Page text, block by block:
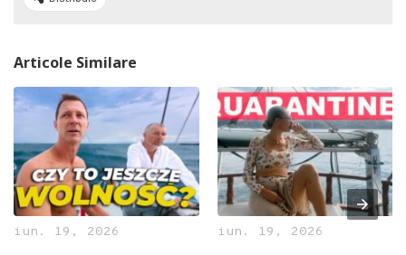
Articole Similare
iun. 19, 2026 iun. 19, 2026